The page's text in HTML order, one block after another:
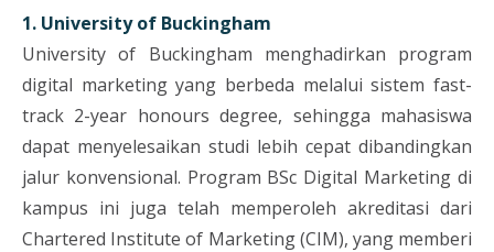
1. University of Buckingham
University of Buckingham menghadirkan program
digital marketing yang berbeda melalui sistem fast-
track 2-year honours degree, sehingga mahasiswa
dapat menyelesaikan studi lebih cepat dibandingkan
jalur konvensional. Program BSc Digital Marketing di
kampus ini juga telah memperoleh akreditasi dari
Chartered Institute of Marketing (CIM), yang memberi